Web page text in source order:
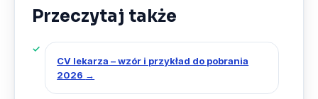
Przeczytaj także
CV lekarza – wzór i przykład do pobrania
2026 →